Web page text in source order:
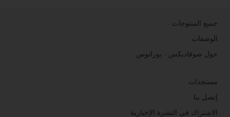
جميع المنتوجات
الوصفات
حول صوفاديكس - بوراتوس
مستجدات
إتصل بنا
الاشتراك في النشرة الإخبارية